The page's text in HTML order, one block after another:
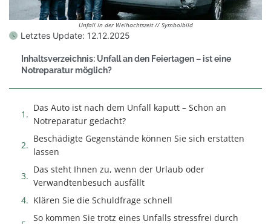
Unfall in der Weihachtszeit // Symbolbild
Letztes Update: 12.12.2025
Inhaltsverzeichnis: Unfall an den Feiertagen – ist eine
Notreparatur möglich?
Das Auto ist nach dem Unfall kaputt – Schon an
Notreparatur gedacht?
Beschädigte Gegenstände können Sie sich erstatten
lassen
Das steht Ihnen zu, wenn der Urlaub oder
Verwandtenbesuch ausfällt
Klären Sie die Schuldfrage schnell
So kommen Sie trotz eines Unfalls stressfrei durch